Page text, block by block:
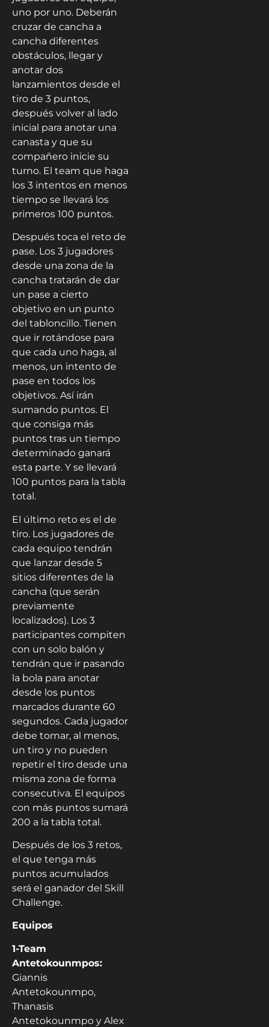
uno por uno. Deberán
cruzar de cancha a
cancha diferentes
obstáculos, llegar y
anotar dos
lanzamientos desde el
tiro de 3 puntos,
después volver al lado
inicial para anotar una
canasta y que su
compañero inicie su
turno. El team que haga
los 3 intentos en menos
tiempo se llevará los
primeros 100 puntos.
Después toca el reto de
pase. Los 3 jugadores
desde una zona de la
cancha tratarán de dar
un pase a cierto
objetivo en un punto
del tabloncillo. Tienen
que ir rotándose para
que cada uno haga, al
menos, un intento de
pase en todos los
objetivos. Así irán
sumando puntos. El
que consiga más
puntos tras un tiempo
determinado ganará
esta parte. Y se llevará
100 puntos para la tabla
total.
El último reto es el de
tiro. Los jugadores de
cada equipo tendrán
que lanzar desde 5
sitios diferentes de la
cancha (que serán
previamente
localizados). Los 3
participantes compiten
con un solo balón y
tendrán que ir pasando
la bola para anotar
desde los puntos
marcados durante 60
segundos. Cada jugador
debe tomar, al menos,
un tiro y no pueden
repetir el tiro desde una
misma zona de forma
consecutiva. El equipos
con más puntos sumará
200 a la tabla total.
Después de los 3 retos,
el que tenga más
puntos acumulados
será el ganador del Skill
Challenge.
Equipos
1-Team
Antetokounmpos:
Giannis
Antetokounmpo,
Thanasis
Antetokounmpo y Alex